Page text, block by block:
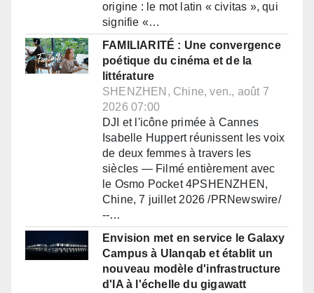
origine : le mot latin « civitas », qui
signifie «…
FAMILIARITÉ : Une convergence
poétique du cinéma et de la
littérature
SHENZHEN, Chine, ven., août 7
2026 07:00
DJI et l'icône primée à Cannes
Isabelle Huppert réunissent les voix
de deux femmes à travers les
siècles — Filmé entièrement avec
le Osmo Pocket 4PSHENZHEN,
Chine, 7 juillet 2026 /PRNewswire/
--…
Envision met en service le Galaxy
Campus à Ulanqab et établit un
nouveau modèle d'infrastructure
d'IA à l'échelle du gigawatt